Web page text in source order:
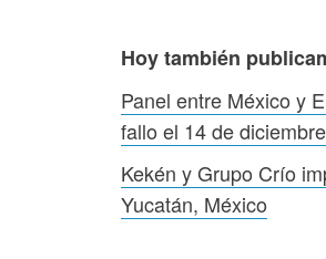
Hoy también
Panel entre México y
fallo el 14 de diciembre
Kekén y Grupo Crío
Yucatán, México